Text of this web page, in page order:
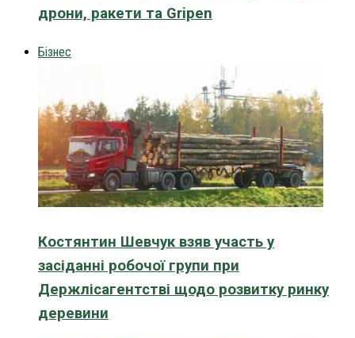
дрони, ракети та Gripen
Бізнес
Костянтин Шевчук взяв участь у
засіданні робочої групи при
Держлісагентстві щодо розвитку ринку
деревини